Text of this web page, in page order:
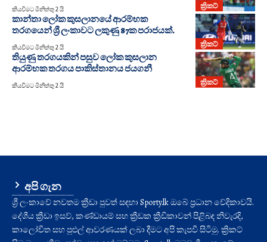
ක්‍රිකට්
කියවීමට මිනිත්තු 2 යි
ක්‍රිකට්
කාන්තා ලෝක කුසලානයේ ආරම්භක
තරගයෙන් ශ්‍රී ලංකාවට ලකුණු 87ක පරාජයක්.
කියවීමට මිනිත්තු 2 යි
ක්‍රිකට්
තියුණු තරගයකින් පසුව ලෝක කුසලාන
ආරම්භක තරගය පාකිස්තානය ජයගනී
කියවීමට මිනිත්තු 2 යි
අපි ගැන
ශ්‍රී ලංකාවේ නවතම ක්‍රීඩා පුවත් සඳහා Sporty.lk ඔබේ ප්‍රධාන වේදිකාවයි.
දේශීය ක්‍රීඩා ඉසව්, කණ්ඩායම් සහ ක්‍රීඩක ක්‍රීඩිකාවන් පිළිබඳ නිවැරදි,
කාලෝචිත සහ පුළුල් ආවරණයක් ලබා දීමට අපි කැපවී සිටිමු. ක්‍රිකට්